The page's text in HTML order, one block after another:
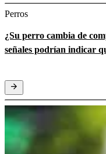
Perros
¿Su perro cambia de
señales podrían indicar